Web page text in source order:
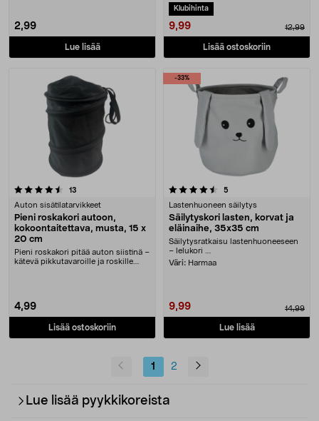
2,99
Lue lisää
Klubihinta
9,99 12,99
Lisää ostoskoriin
13
Auton sisätilatarvikkeet
Pieni roskakori autoon,
kokoontaitettava, musta, 15 x
20 cm
Pieni roskakori pitää auton siistinä –
kätevä pikkutavaroille ja roskille.
4,99
Lisää ostoskoriin
-33%
4.5 viidestä tähdestä 5
Lastenhuoneen säilytys
Säilytyskori lasten, korvat ja
eläinaihe, 35x35 cm
Säilytysratkaisu lastenhuoneeseen
– lelukori ....
Väri: Harmaa
9,99 14,99
Lue lisää
1 2
Lue lisää pyykkikoreista